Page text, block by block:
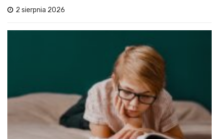
2 sierpnia 2026